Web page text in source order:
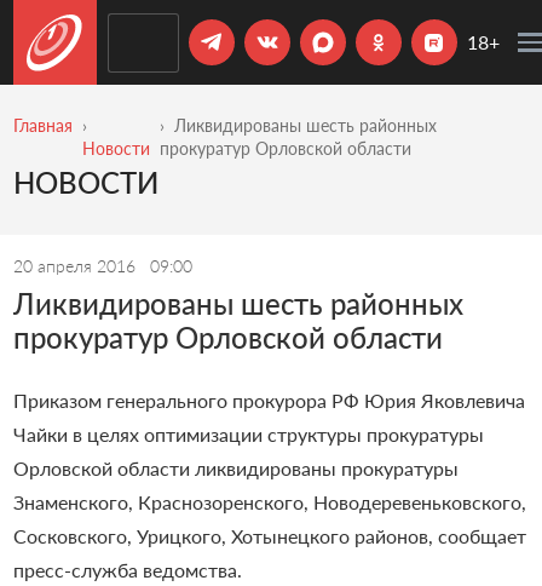
18+
Главная
Новости
Ликвидированы шесть районных
прокуратур Орловской области
НОВОСТИ
20 апреля 2016 09:00
Ликвидированы шесть районных
прокуратур Орловской области
Приказом генерального прокурора РФ Юрия Яковлевича
Чайки в целях оптимизации структуры прокуратуры
Орловской области ликвидированы прокуратуры
Знаменского, Краснозоренского, Новодеревеньковского,
Сосковского, Урицкого, Хотынецкого районов, сообщает
пресс-служба ведомства.